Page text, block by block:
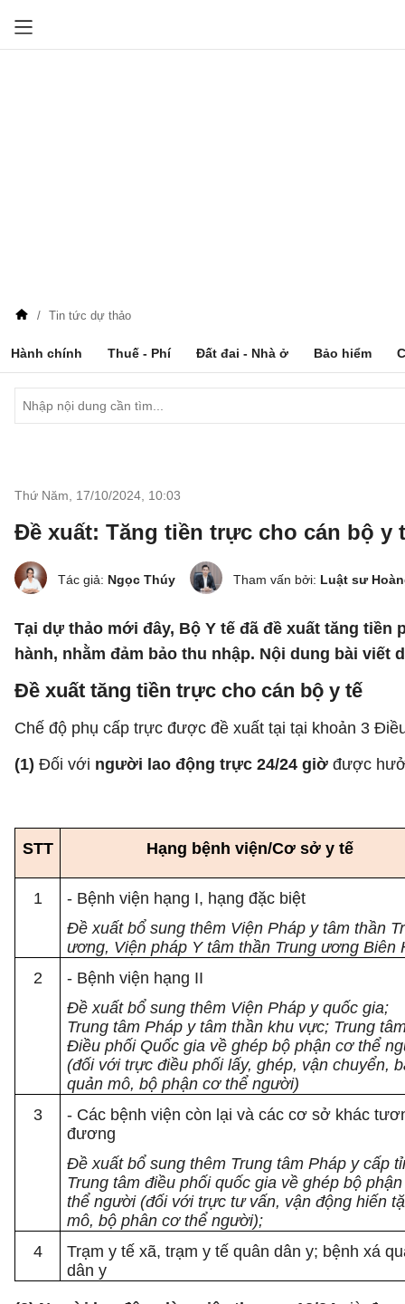
Tin tức dự thảo
Hành chính Thuế - Phí Đất đai - Nhà ở Bảo hiểm
Thứ Năm, 17/10/2024 10:03
Đề xuất: Tăng tiền trực cho cán bộ y
Tác giả: Ngọc Thúy Tham vấn bởi: Luật sư
Tại dự thảo mới đây, Bộ Y tế đã đề xuất tăng tiền
hành, nhằm đảm bảo thu nhập. Nội dung bài
Đề xuất tăng tiền trực cho cán bộ y tế
Chế độ phụ cấp trực được đề xuất tại tại khoản 3
(1) Đối với người lao động trực 24/24 giờ được
STT Hạng bệnh viện/Cơ sở y tế
1
- Bệnh viện hạng I, hạng đặc biệt
Đề xuất bổ sung thêm Viện Pháp y tâm thần
ương, Viện pháp Y tâm thần Trung ương Biên
2
- Bệnh viện hạng II
Đề xuất bổ sung thêm Viện Pháp y quốc gia;
Trung tâm Pháp y tâm thần khu vực; Trung
Điều phối Quốc gia về ghép bộ phận cơ thể
(đối với trực điều phối lấy, ghép, vận chuyển,
quản mô, bộ phận cơ thể người)
3
- Các bệnh viện còn lại và các cơ sở khác
đương
Đề xuất bổ sung thêm Trung tâm Pháp y cấp
Trung tâm điều phối quốc gia về ghép bộ
thể người (đối với trực tư vấn, vận động hiến
mô, bộ phân cơ thể người);
4
Trạm y tế xã, trạm y tế quân dân y; bệnh xá
dân y